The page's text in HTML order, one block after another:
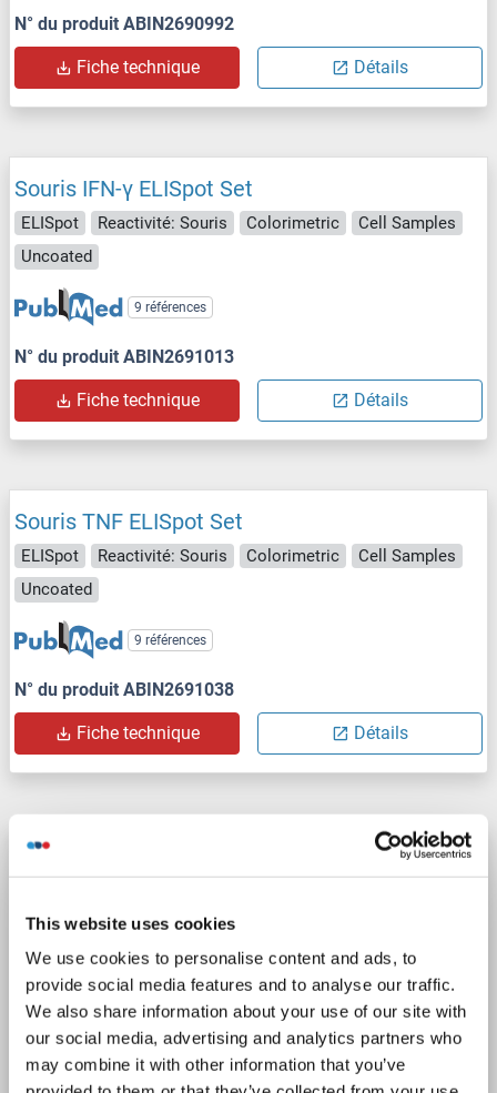
This website uses cookies
We use cookies to personalise content and ads, to
provide social media features and to analyse our traffic.
We also share information about your use of our site with
our social media, advertising and analytics partners who
may combine it with other information that you’ve
N° du produit ABIN2690992
Fiche technique Détails
Souris IFN-γ ELISpot Set
ELISpot Reactivité: Souris Colorimetric
Cell Samples
Uncoated
9 références
N° du produit ABIN2691013
Fiche technique Détails
Souris TNF ELISpot Set
ELISpot Reactivité: Souris Colorimetric
Cell Samples
Uncoated
9 références
N° du produit ABIN2691038
Fiche technique Détails
Mouse IL-6 ELISpot Set
Uncoated
9 références
N° du produit ABIN2691032
Fiche technique Détails